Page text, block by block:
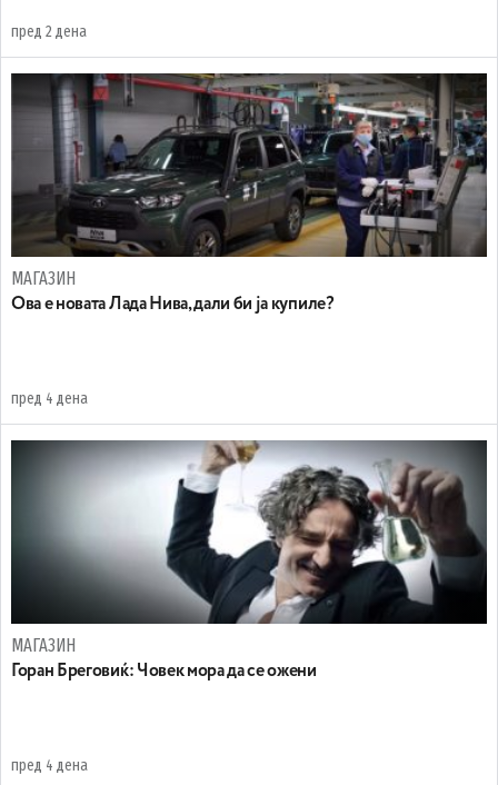
пред 2 дена
МАГАЗИН
Ова е новата Лада Нива, дали би ја купиле?
пред 4 дена
МАГАЗИН
Горан Бреговиќ: Човек мора да се ожени
пред 4 дена